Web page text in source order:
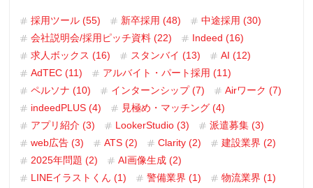
採用ツール (55) 新卒採用 (48)
中途採用 (30)
会社説明会/採用ピッチ資料 (22)
Indeed (16)
求人ボックス (16)
スタンバイ (13)
AI (12)
AdTEC (11)
アルバイト・パート採用 (11)
ペルソナ (10)
インターンシップ (7)
Airワーク (7)
indeedPLUS (4)
見極め・マッチング (4)
アプリ紹介 (3)
LookerStudio (3)
派遣募集 (3)
web広告 (3)
ATS (2) Clarity (2)
建設業界 (2)
2025年問題 (2)
AI画像生成 (2)
LINEイラストくん (1)
警備業界 (1)
物流業界 (1)